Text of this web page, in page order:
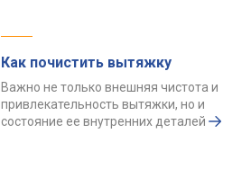
Как почистить вытяжку
Важно не только внешняя чистота и
привлекательность вытяжки, но и
состояние ее внутренних деталей